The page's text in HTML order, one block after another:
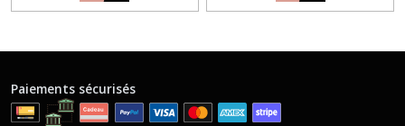
Paiements sécurisés